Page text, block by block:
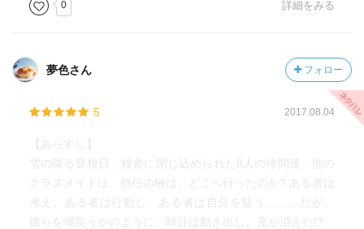
0 詳細をみる
夢色さん フォロー
5 2017.08.04
【あらすじ】
雪の降る登校日、校舎に閉じ込められた8人の仲間達。他の
クラスメイトは、担任の榊は、どこへ行ったのか? ある者は
考え、ある者は行動し、ある者は自分を疑う……。だが、
彼らを嘲笑うかのように、時計は動き出し、充が消えた!?